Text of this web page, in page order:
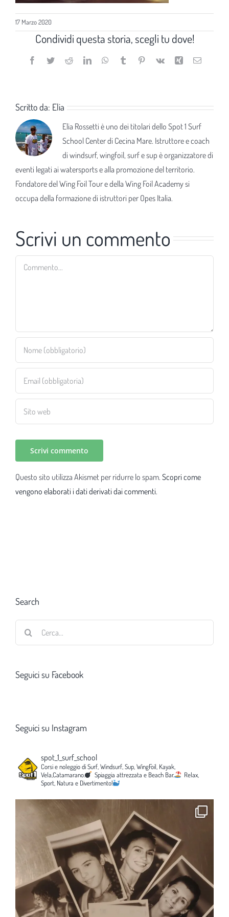
17 Marzo 2020
Condividi questa storia, scegli tu dove!
Facebook
TwitterRedditLinkedInWhatsApp
TumblrPinterest
Vk Xing Email
Scritto da: Elia
Elia Rossetti è uno dei titolari dello Spot 1 Surf
School Center di Cecina Mare. Istruttore e coach
di windsurf, wingfoil, surf e sup è organizzatore di
eventi legati ai watersports e alla promozione del territorio.
Fondatore del Wing Foil Tour e della Wing Foil Academy si
occupa della formazione di istruttori per Opes Italia.
Scrivi un commento
Commento
Questo sito utilizza Akismet per ridurre lo spam. Scopri come
vengono elaborati i dati derivati dai commenti.
Search
Seguici su Facebook
Seguici su Instagram
spot_1_surf_school
Corsi e noleggio di Surf, Windsurf, Sup, WingFoil, Kayak,
Vela,Catamarano.
Spiaggia attrezzata e Beach Bar.
Relax,
Sport, Natura e Divertimento!